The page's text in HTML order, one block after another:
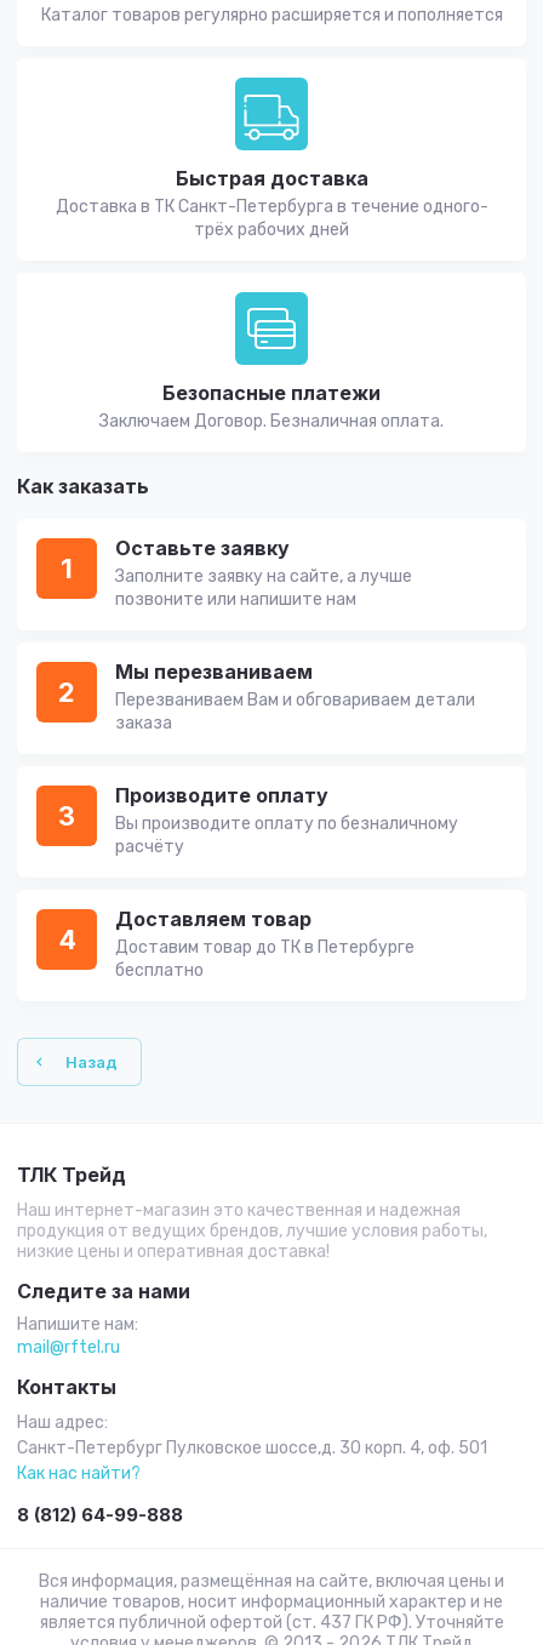
Каталог товаров регулярно расширяется и пополняется
Быстрая доставка
Доставка в ТК Санкт-Петербурга в течение одного-
трёх рабочих дней
Безопасные платежи
Заключаем Договор. Безналичная оплата.
Как заказать
1
Оставьте заявку
Заполните заявку на сайте, а лучше
позвоните или напишите нам
2
Мы перезваниваем
Перезваниваем Вам и обговариваем детали
заказа
3
Производите оплату
Вы производите оплату по безналичному
расчёту
4
Доставляем товар
Доставим товар до ТК в Петербурге
бесплатно
Назад
ТЛК Трейд
Наш интернет-магазин это качественная и надежная
продукция от ведущих брендов, лучшие условия работы,
низкие цены и оперативная доставка!
Следите за нами
Напишите нам:
mail@rftel.ru
Контакты
Наш адрес:
Санкт-Петербург Пулковское шоссе,д. 30 корп. 4, оф. 501
Как нас найти?
8 (812) 64-99-888
Вся информация, размещённая на сайте, включая цены и
наличие товаров, носит информационный характер и не
является публичной офертой (ст. 437 ГК РФ). Уточняйте